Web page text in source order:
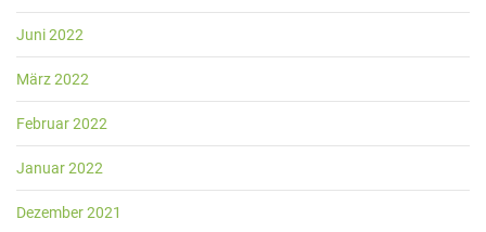
Juni 2022
März 2022
Februar 2022
Januar 2022
Dezember 2021